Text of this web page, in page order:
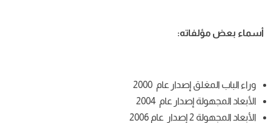
أسماء بعض مؤلفاته:
وراء الباب المغلق إصدار عام 2000
الأبعاد المجهولة إصدار عام 2004
الأبعاد المجهولة 2 إصدار عام 2006